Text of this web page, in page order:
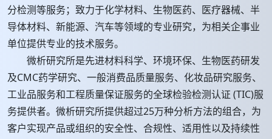
分检测等服务；致力于化学材料、生物医药、医疗器械、半
导体材料、新能源、汽车等领域的专业研究，为相关企事业
单位提供专业的技术服务。
微析研究所是先进材料科学、环境环保、生物医药研发
及CMC药学研究、一般消费品质量服务、化妆品研究服务、
工业品服务和工程质量保证服务的全球检验检测认证 (TIC)服
务提供者。微析研究所提供超过25万种分析方法的组合，为
客户实现产品或组织的安全性、合规性、适用性以及持续性